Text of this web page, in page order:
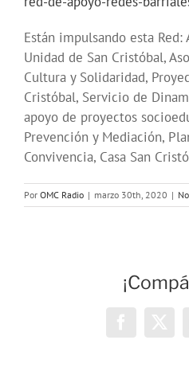
Están impulsando esta
Unidad de San Cristóbal,
Cultura y Solidaridad,
Cristóbal, Servicio de
apoyo de proyectos
Prevención y Mediación,
Convivencia, Casa San
Por OMC Radio | marzo 30th, 2020 |